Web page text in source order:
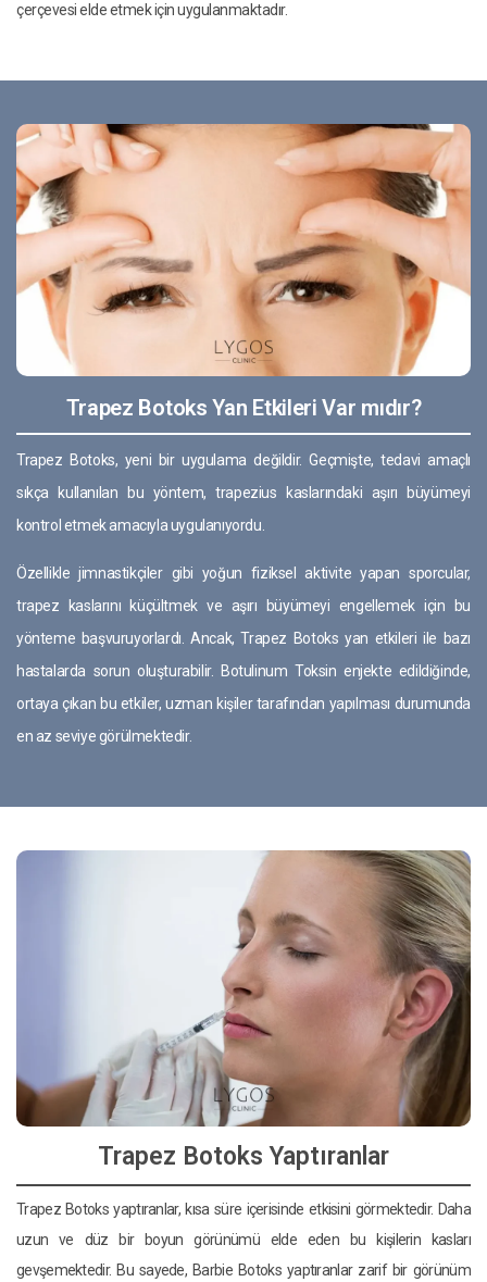
çerçevesi elde etmek için uygulanmaktadır.
Trapez Botoks Yan Etkileri Var mıdır?
Trapez Botoks, yeni bir uygulama değildir. Geçmişte, tedavi amaçlı
sıkça kullanılan bu yöntem, trapezius kaslarındaki aşırı büyümeyi
kontrol etmek amacıyla uygulanıyordu.
Özellikle jimnastikçiler gibi yoğun fiziksel aktivite yapan sporcular,
trapez kaslarını küçültmek ve aşırı büyümeyi engellemek için bu
yönteme başvuruyorlardı. Ancak, Trapez Botoks yan etkileri ile bazı
hastalarda sorun oluşturabilir. Botulinum Toksin enjekte edildiğinde,
ortaya çıkan bu etkiler, uzman kişiler tarafından yapılması durumunda
en az seviye görülmektedir.
Trapez Botoks Yaptıranlar
Trapez Botoks yaptıranlar, kısa süre içerisinde etkisini görmektedir. Daha
uzun ve düz bir boyun görünümü elde eden bu kişilerin kasları
gevşemektedir. Bu sayede, Barbie Botoks yaptıranlar zarif bir görünüm